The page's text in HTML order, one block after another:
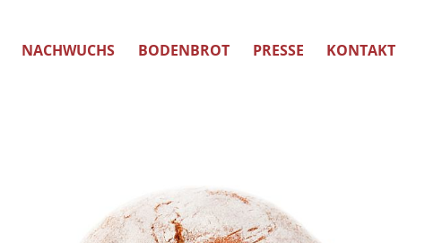
NACHWUCHS BODENBROT PRESSE KONTAKT